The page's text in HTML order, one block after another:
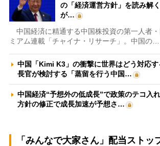
の「経済運営方針」を読み解
が…
中国経済に精通する中国株投資の第一人者
ミアム連載「チャイナ・リサーチ」。中国の…
中国「Kimi K3」の衝撃に世界はどう対応
長官が検討する「蒸留を行う中国…
中国経済“予想外の低成長”で政策のテコ入
方針の修正で成長加速が予想さ…
「みんなで大家さん」配当ストッ